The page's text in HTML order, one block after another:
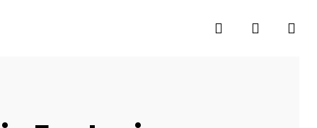
search account